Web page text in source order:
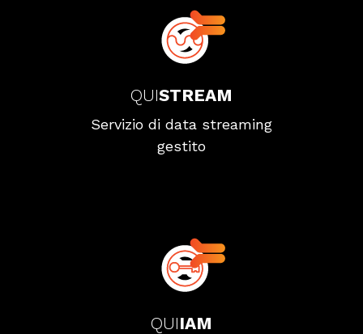
QUISTREAM
Servizio di data streaming
gestito
QUIIAM